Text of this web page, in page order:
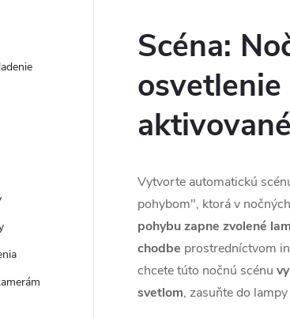
Scéna:
osvetlenie
Vytvorte automatickú
pohybom", ktorá v
pohybu zapne zvolené
chodbe prostredníctvom
chcete túto nočnú scénu
svetlom, zasuňte do